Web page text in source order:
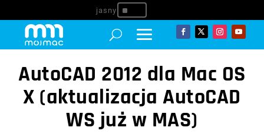
^
AutoCAD 2012 dla Mac OS
X (aktualizacja AutoCAD
WS już w MAS)